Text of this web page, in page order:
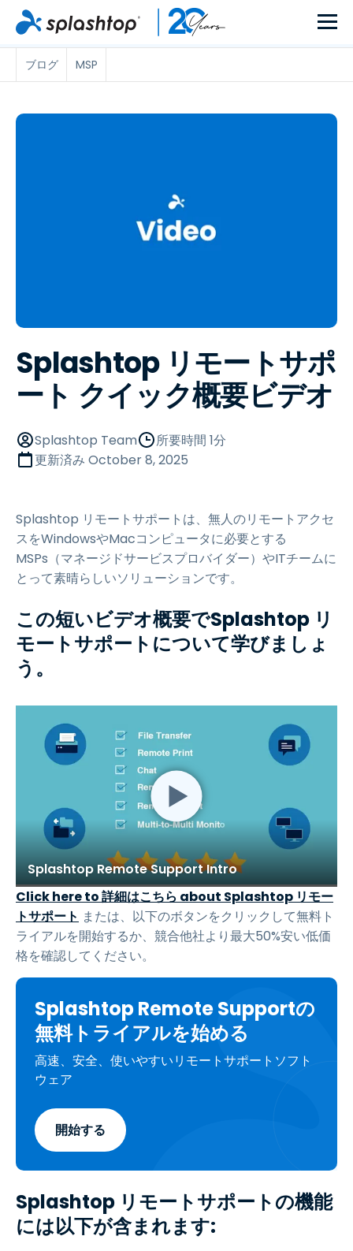
ブログ MSP
Splashtop リモートサポ
ート クイック概要ビデオ
Splashtop Team
所要時間 1分
更新済み October 8, 2025
Splashtop リモートサポートは、無人のリモートアクセ
スをWindowsやMacコンピュータに必要とする
MSPs（マネージドサービスプロバイダー）やITチームに
とって素晴らしいソリューションです。
この短いビデオ概要でSplashtop リ
モートサポートについて学びましょ
う。
Splashtop Remote Support Intro
Click here to 詳細はこちら about Splashtop リモー
トサポート または、以下のボタンをクリックして無料ト
ライアルを開始するか、競合他社より最大50%安い低価
格を確認してください。
Splashtop Remote Supportの
無料トライアルを始める
高速、安全、使いやすいリモートサポートソフト
ウェア
開始する
Splashtop リモートサポートの機能
には以下が含まれます: